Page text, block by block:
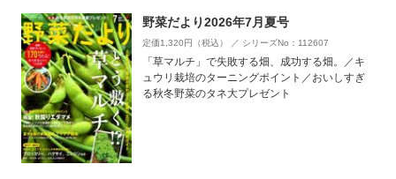
野菜だより2026年7月夏号
定価1,320円（税込） ／ シリーズNo：112607
「草マルチ」で失敗する畑、成功する畑。／キ
ュウリ栽培のターニングポイント／おいしすぎ
る秋冬野菜のタネ大プレゼント